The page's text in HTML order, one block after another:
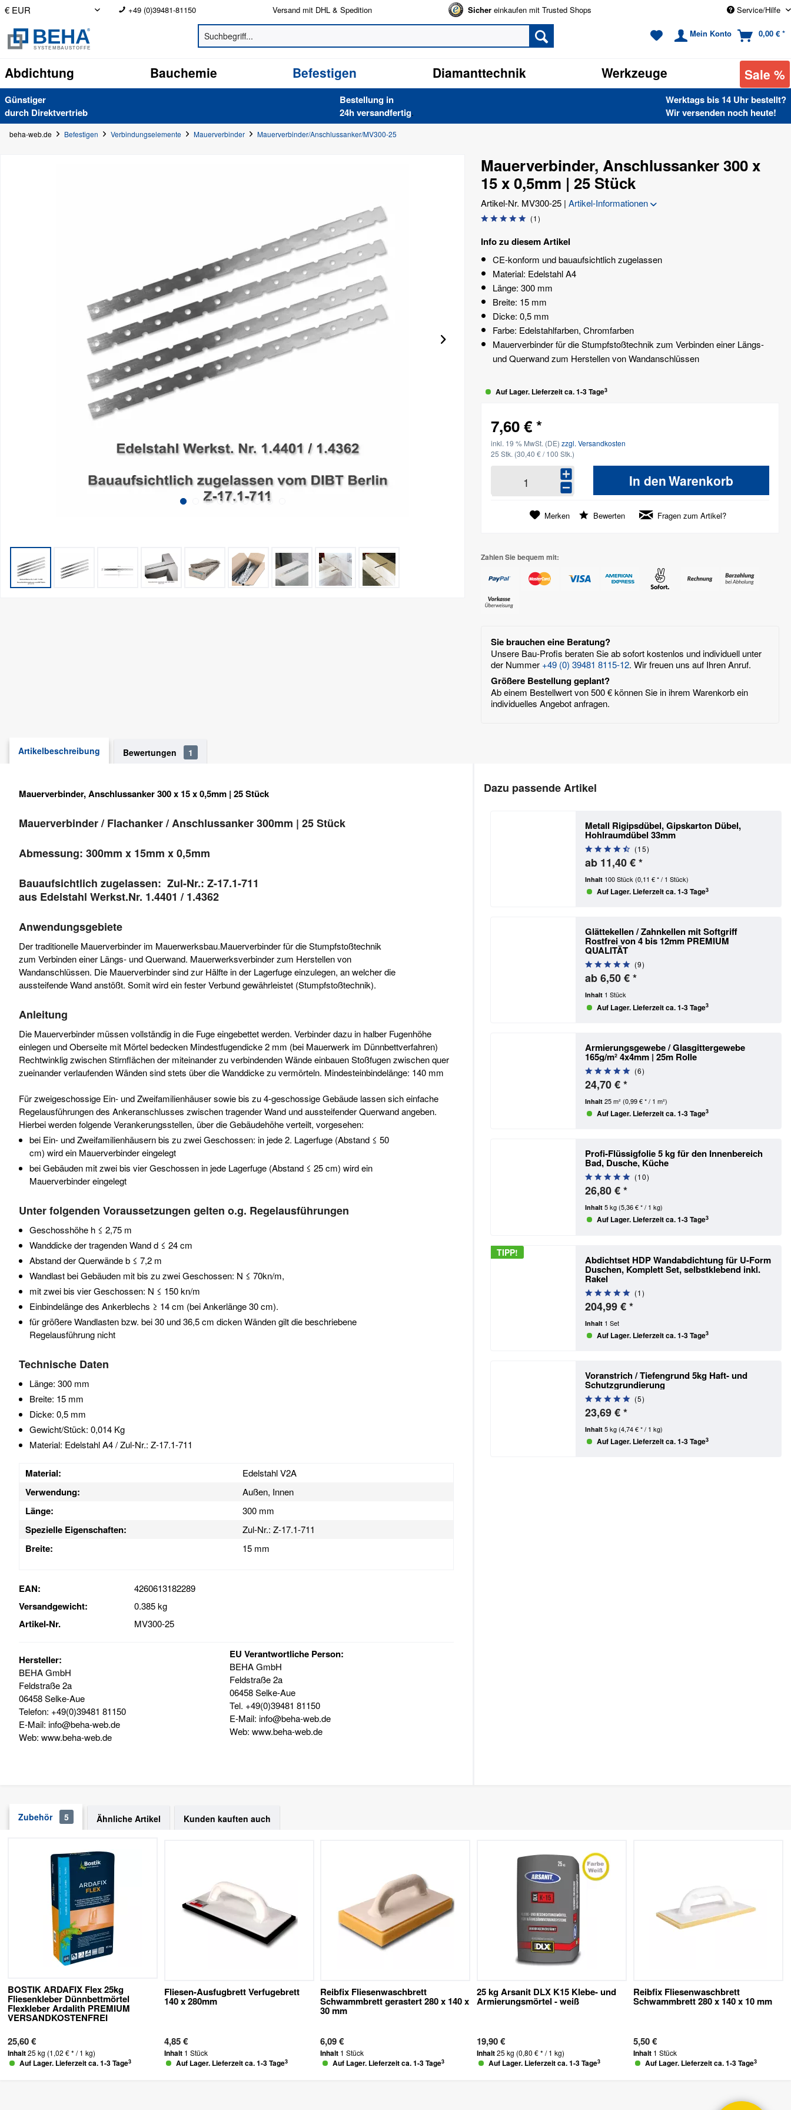
+49 (0)39481-81150 Versand mit DHL & Spedition Sicher einkaufen mit Trusted Shops Service/Hilfe
Mein Konto 0,00 € *
Abdichtung Bauchemie Befestigen Diamanttechnik Werkzeuge Sale %
Günstiger
durch Direkt­vertrieb
Bestellung in
24h versand­fertig.
Werktags bis 14 Uhr bestellt?
Wir versenden noch heute!
beha-web.de Befestigen Verbindungselemente Mauerverbinder Mauerverbinder/Anschlussanker/MV300-25
Mauerverbinder, Anschlussanker 300 x
15 x 0,5mm | 25 Stück
Artikel-Nr. MV300-25 |Artikel-Informationen
(1)
Info zu diesem Artikel
CE-konform und bauaufsichtlich zugelassen
Material: Edelstahl A4
Länge: 300 mm
Breite: 15 mm
Dicke: 0,5 mm
Farbe: Edelstahlfarben, Chromfarben
Mauerverbinder für die Stumpfstoßtechnik zum Verbinden einer Längs-
und Querwand zum Herstellen von Wandanschlüssen
Auf Lager. Lieferzeit ca. 1-3 Tage3
7,60 € *
inkl. 19 % MwSt. (DE) zzgl. Versandkosten
25 Stk. (30,40 € / 100 Stk.)
In denWarenkorb
Merken Bewerten Fragen zum Artikel?
Zahlen Sie bequem mit:
Sie brauchen eine Beratung?
Unsere Bau-Profis beraten Sie ab sofort kostenlos und individuell unter
der Nummer +49 (0) 39481 8115-12. Wir freuen uns auf Ihren Anruf.
Größere Bestellung geplant?
Ab einem Bestellwert von 500 € können Sie in ihrem Warenkorb ein
individuelles Angebot anfragen.
Artikelbeschreibung Bewertungen 1
Mauerverbinder, Anschlussanker 300 x 15 x 0,5mm | 25 Stück
Mauerverbinder / Flachanker / Anschlussanker 300mm | 25 Stück
Abmessung: 300mm x 15mm x 0,5mm
Bauaufsichtlich zugelassen: Zul-Nr.: Z-17.1-711
aus Edelstahl Werkst.Nr. 1.4401 / 1.4362
Anwendungsgebiete
Der traditionelle Mauerverbinder im Mauerwerksbau.Mauerverbinder für die Stumpfstoßtechnik
zum Verbinden einer Längs- und Querwand. Mauerwerksverbinder zum Herstellen von
Wandanschlüssen. Die Mauerverbinder sind zur Hälfte in der Lagerfuge einzulegen, an welcher die
aussteifende Wand anstößt. Somit wird ein fester Verbund gewährleistet (Stumpfstoßtechnik).
Anleitung
Die Mauerverbinder müssen vollständig in die Fuge eingebettet werden. Verbinder dazu in halber Fugenhöhe
einlegen und Oberseite mit Mörtel bedecken Mindestfugendicke 2 mm (bei Mauerwerk im Dünnbettverfahren)
Rechtwinklig zwischen Stirnflächen der miteinander zu verbindenden Wände einbauen Stoßfugen zwischen quer
zueinander verlaufenden Wänden sind stets über die Wanddicke zu vermörteln. Mindesteinbindelänge: 140 mm
Für zweigeschossige Ein- und Zweifamilienhäuser sowie bis zu 4-geschossige Gebäude lassen sich einfache
Regelausführungen des Ankeranschlusses zwischen tragender Wand und aussteifender Querwand angeben.
Hierbei werden folgende Verankerungsstellen, über die Gebäudehöhe verteilt, vorgesehen:
bei Ein- und Zweifamilienhäusern bis zu zwei Geschossen: in jede 2. Lagerfuge (Abstand ≤ 50
cm) wird ein Mauerverbinder eingelegt
bei Gebäuden mit zwei bis vier Geschossen in jede Lagerfuge (Abstand ≤ 25 cm) wird ein
Mauerverbinder eingelegt
Unter folgenden Voraussetzungen gelten o.g. Regelausführungen
Geschosshöhe h ≤ 2,75 m
Wanddicke der tragenden Wand d ≤ 24 cm
Abstand der Querwände b ≤ 7,2 m
Wandlast bei Gebäuden mit bis zu zwei Geschossen: N ≤ 70kn/m,
mit zwei bis vier Geschossen: N ≤ 150 kn/m
Einbindelänge des Ankerblechs ≥ 14 cm (bei Ankerlänge 30 cm).
für größere Wandlasten bzw. bei 30 und 36,5 cm dicken Wänden gilt die beschriebene
Regelausführung nicht
Technische Daten
Länge: 300 mm
Breite: 15 mm
Dicke: 0,5 mm
Gewicht/Stück: 0,014 Kg
Material: Edelstahl A4 / Zul-Nr.: Z-17.1-711
Material: Edelstahl V2A
Verwendung: Außen, Innen
Länge: 300 mm
Spezielle Eigenschaften: Zul-Nr.: Z-17.1-711
Breite: 15 mm
EAN: 4260613182289
Versandgewicht: 0.385 kg
Artikel-Nr. MV300-25
Hersteller:
BEHA GmbH
Feldstraße 2a
06458 Selke-Aue
Telefon: +49(0)39481 81150
E-Mail: info@beha-web.de
Web: www.beha-web.de
EU Verantwortliche Person:
BEHA GmbH
Feldstraße 2a
06458 Selke-Aue
Tel. +49(0)39481 81150
E-Mail: info@beha-web.de
Web: www.beha-web.de
Dazu passende Artikel
Metall Rigipsdübel, Gipskarton Dübel,
Hohlraumdübel 33mm
(15)
ab 11,40 € *
Inhalt 100 Stück (0,11 € * / 1 Stück)
Auf Lager. Lieferzeit ca. 1-3 Tage3
Glättekellen / Zahnkellen mit Softgriff
Rostfreivon 4 bis 12mm PREMIUM
QUALITÄT
(9)
ab 6,50 € *
Inhalt 1 Stück
Auf Lager. Lieferzeit ca. 1-3 Tage3
Armierungsgewebe / Glasgittergewebe
165g/m² 4x4mm | 25m Rolle
(6)
24,70 € *
Inhalt 25 m²(0,99 € * / 1 m²)
Auf Lager. Lieferzeit ca. 1-3 Tage3
Profi-Flüssigfolie 5 kg für den Innenbereich
Bad, Dusche, Küche
(10)
26,80 € *
Inhalt 5 kg(5,36 € * / 1 kg)
Auf Lager. Lieferzeit ca. 1-3 Tage3
TIPP!
Abdichtset HDP Wandabdichtung für U-Form
Duschen, Komplett Set, selbstklebend inkl.
Rakel
(1)
204,99 € *
Inhalt 1 Set
Auf Lager. Lieferzeit ca. 1-3 Tage3
Voranstrich / Tiefengrund 5kg Haft- und
Schutzgrundierung
(5)
23,69 € *
Inhalt 5 kg(4,74 € * / 1 kg)
Auf Lager. Lieferzeit ca. 1-3 Tage3
Zubehör 5 Ähnliche Artikel Kunden kauften auch
BOSTIK ARDAFIX Flex 25kg
Fliesenkleber Dünnbettmörtel
Flexkleber Ardalith PREMIUM
VERSANDKOSTENFREI
25,60 €
Inhalt25 kg (1,02 € * / 1 kg)
Auf Lager. Lieferzeit ca. 1-3 Tage3
Fliesen-Ausfugbrett Verfugebrett
140 x 280mm
4,85 €
Inhalt 1 Stück
Auf Lager. Lieferzeit ca. 1-3 Tage3
Reibfix Fliesenwaschbrett
Schwammbrett gerastert 280 x 140 x
30 mm
6,09 €
Inhalt 1 Stück
Auf Lager. Lieferzeit ca. 1-3 Tage3
25 kg Arsanit DLX K15 Klebe- und
Armierungsmörtel - weiß
19,90 €
Inhalt25 kg (0,80 € * / 1 kg)
Auf Lager. Lieferzeit ca. 1-3 Tage3
Reibfix Fliesenwaschbrett
Schwammbrett 280 x 140 x 10 mm
5,50 €
Inhalt 1 Stück
Auf Lager. Lieferzeit ca. 1-3 Tage3